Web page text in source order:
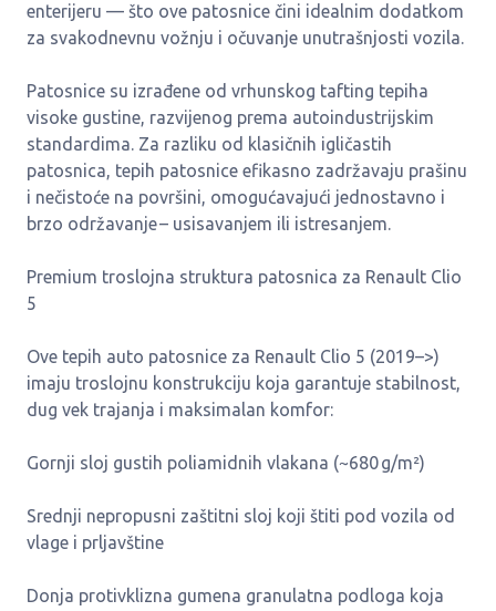
enterijeru — što ove patosnice čini idealnim dodatkom
za svakodnevnu vožnju i očuvanje unutrašnjosti vozila.
Patosnice su izrađene od vrhunskog tafting tepiha
visoke gustine, razvijenog prema autoindustrijskim
standardima. Za razliku od klasičnih igličastih
patosnica, tepih patosnice efikasno zadržavaju prašinu
i nečistoće na površini, omogućavajući jednostavno i
brzo održavanje – usisavanjem ili istresanjem.
Premium troslojna struktura patosnica za Renault Clio
5
Ove tepih auto patosnice za Renault Clio 5 (2019–>)
imaju troslojnu konstrukciju koja garantuje stabilnost,
dug vek trajanja i maksimalan komfor:
Gornji sloj gustih poliamidnih vlakana (~680 g/m²)
Srednji nepropusni zaštitni sloj koji štiti pod vozila od
vlage i prljavštine
Donja protivklizna gumena granulatna podloga koja